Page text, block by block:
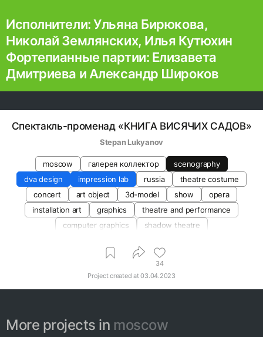
Исполнители: Ульяна Бирюкова,
Николай Землянских, Илья Кутюхин
Фортепианные партии: Елизавета
Дмитриева и Александр Широков
Спектакль-променад «КНИГА ВИСЯЧИХ САДОВ»
Stepan Lukyanov
moscow галерея коллектор
scenography
dva design
impression lab russia
theatre costume
concert
art object 3d-model show
opera
installation art
graphics
theatre and performance
computer graphics
shadow theatre
34
Project created at03.04.2023
More projects in moscow